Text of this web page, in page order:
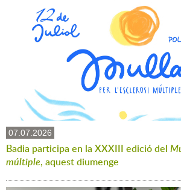
07.07.2026
Badia participa en la XXXIII edició del
múltiple, aquest diumenge